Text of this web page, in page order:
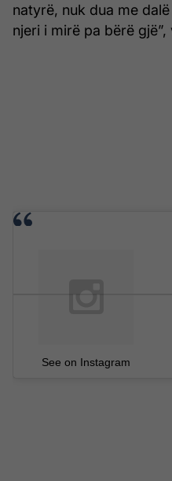
natyrë, nuk dua me
njeri i mirë pa bërë
See on Instagram